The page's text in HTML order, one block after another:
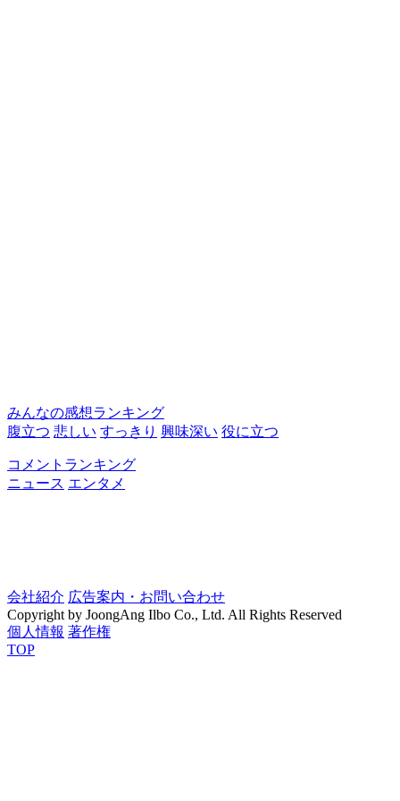
みんなの感想ランキング
腹立つ 悲しい すっきり 興味深い 役に立つ
コメントランキング
ニュース エンタメ
会社紹介 広告案内・お問い合わせ
Copyright by JoongAng Ilbo Co., Ltd. All Rights Reserved
個人情報 著作権
TOP